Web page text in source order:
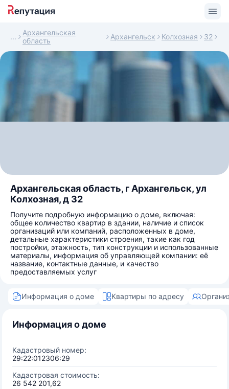
Архангельская
область
Архангельск Колхозная 32
Архангельская область, г Архангельск, ул
Колхозная, д 32
Получите подробную информацию о доме, включая:
общее количество квартир в здании, наличие и список
организаций или компаний, расположенных в доме,
детальные характеристики строения, такие как год
постройки, этажность, тип конструкции и использованные
материалы, информация об управляющей компании: её
название, контактные данные, и качество
предоставляемых услуг
Информация о доме Квартиры по адресу
Информация о доме
Кадастровый номер:
29:22:012306:29
Кадастровая стоимость:
26 542 201,62